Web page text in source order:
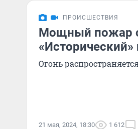
ПРОИСШЕСТВИЯ
Мощный пожар
Огонь
21 мая, 2024, 18:30 1 612